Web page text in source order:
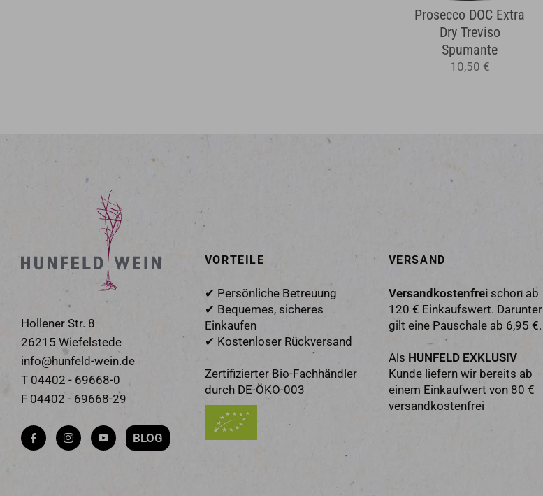
Prosecco DOC Extra
Dry Treviso
Spumante
10,50 €
Hollener Str. 8
26215 Wiefelstede
info@hunfeld-wein.de
T 04402 - 69668-0
F 04402 - 69668-29
Fb Ins You
BLOG
VORTEILE
✔ Persönliche Betreuung
✔ Bequemes, sicheres
Einkaufen
✔ Kostenloser Rückversand
Zertifizierter Bio-Fachhändler
durch DE-ÖKO-003
VERSAND
Versandkostenfreischon ab
120 € Einkaufswert. Darunter
gilt eine Pauschale ab 6,95 €.
Als HUNFELD EXKLUSIV
Kunde liefern wir bereits ab
einem Einkaufwert von 80 €
versandkostenfrei